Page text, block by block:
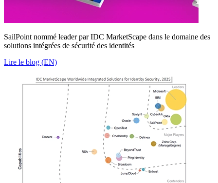
SailPoint nommé leader par IDC MarketScape dans le domaine des
solutions intégrées de sécurité des identités
Lire le blog (EN)